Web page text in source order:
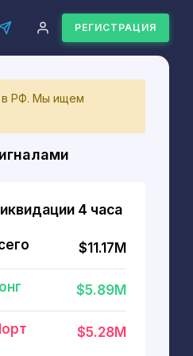
РЕГИСТРАЦИЯ
в РФ. Мы ищем
4 часа
$11.17M
$5.89M
$5.28M